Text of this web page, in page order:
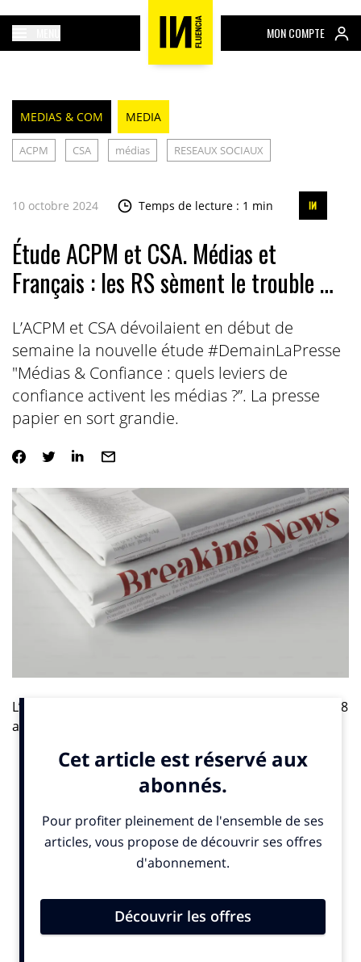
MON COMPTE
MEDIAS & COM MEDIA
ACPM CSA médias RESEAUX SOCIAUX
10 octobre 2024 Temps de lecture : 1 min
Étude ACPM et CSA. Médias et
Français : les RS sèment le trouble …
L’ACPM et CSA dévoilaient en début de
semaine la nouvelle étude #DemainLaPresse
"Médias & Confiance : quels leviers de
confiance activent les médias ?”. La presse
papier en sort grandie.
L’ACPM et CSA ont en effet interrogé
(18
ans et +, représentatifs de la population française) en
Objectif : qualifier le niveau de confiance des Français
au sein de 8 médias : les 3 médias traditionnels (Presse
ligne ainsi que les plateformes vidéos et les réseaux
sociaux. Identifier les dimensions qui construisent
cette confiance. Mesurer si cette confiance a des
média auprès des consommateurs.
Résultats : la presse papier contribue à rehausser une